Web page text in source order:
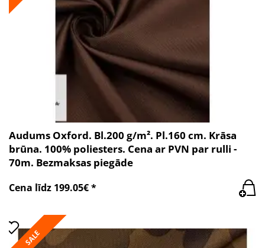
Audums Oxford. Bl.200 g/m². Pl.160 cm. Krāsa
brūna. 100% poliesters. Cena ar PVN par rulli -
70m. Bezmaksas piegāde
Cena līdz 199.05€ *
SALE